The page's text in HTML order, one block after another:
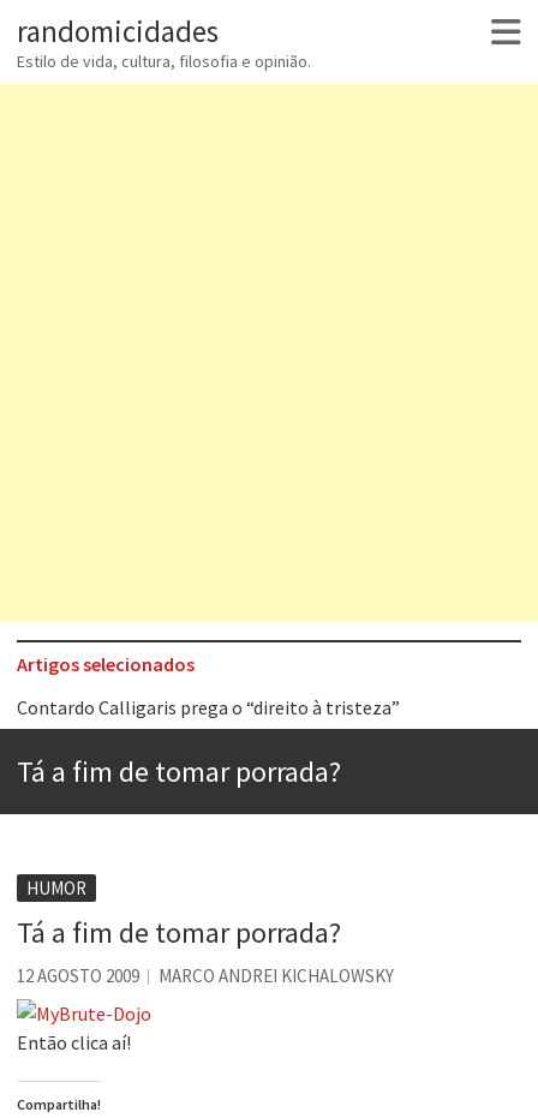
randomicidades
Estilo de vida, cultura, filosofia e opinião.
Artigos selecionados
Contardo Calligaris prega o “direito à tristeza”
Os causos de Jorge Luis Borges
Se queres salvar o mundo, o veganismo não é a resposta
Tem que filmar isso daí
A construção da urbanidade
Aprender a fracassar é o segredo do sucesso
Tá a fim de tomar porrada?
HUMOR
Tá a fim de tomar porrada?
12 AGOSTO 2009 MARCO ANDREI KICHALOWSKY
Então clica aí!
Compartilha!